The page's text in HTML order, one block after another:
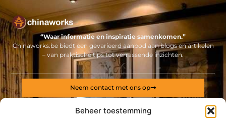
Beheer toestemming
“Waar informatie en inspiratie samenkomen.”
Chinaworks.be biedt een gevarieerd aanbod aan blogs en artikelen
– van praktische tips tot verrassende inzichten.
Neem contact met ons op